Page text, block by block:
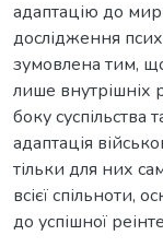
адаптацію до
дослідження
зумовлена тим,
лише внутрішніх
боку суспільства
адаптація
тільки для них
всієї спільноти,
до успішної